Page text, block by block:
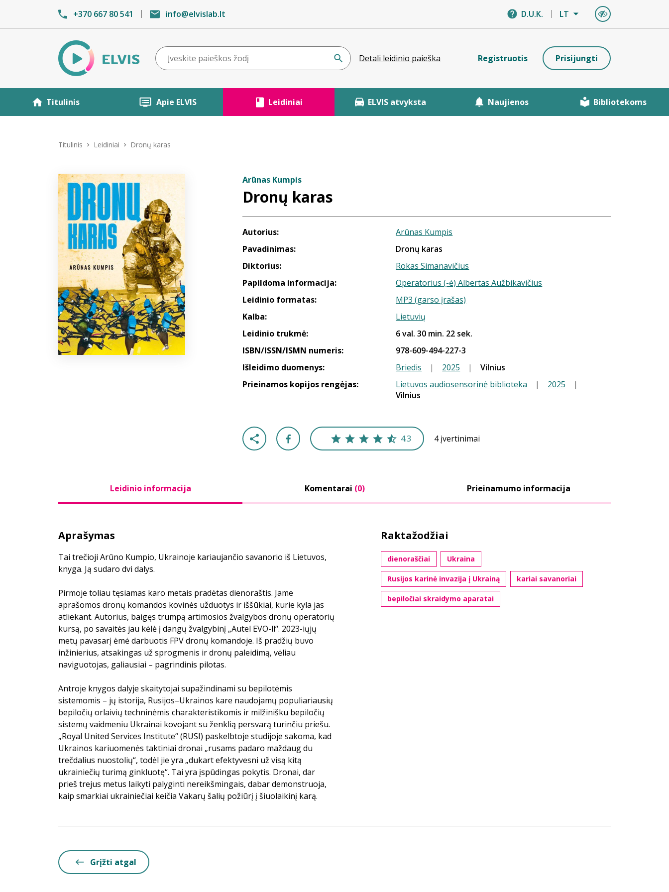
+370 667 80 541 info@elvislab.lt D.U.K. LT
Detali leidinio paieška Registruotis Prisijungti
Titulinis Apie ELVIS Leidiniai ELVIS atvyksta Naujienos Bibliotekoms
Titulinis Leidiniai Dronų karas
Arūnas Kumpis
Dronų karas
Autorius:
Arūnas Kumpis
Pavadinimas:
Dronų karas
Diktorius:
Rokas Simanavičius
Papildoma informacija:
Operatorius (-ė) Albertas Aužbikavičius
Leidinio formatas:
MP3 (garso įrašas)
Kalba:
Lietuvių
Leidinio trukmė:
6 val. 30 min. 22 sek.
ISBN/ISSN/ISMN numeris:
978-609-494-227-3
Išleidimo duomenys:
Briedis | 2025 |
Vilnius
Prieinamos kopijos rengėjas:
Lietuvos audiosensorinė biblioteka | 2025
|
Vilnius
4.3 4 įvertinimai
Leidinio informacija Komentarai (0) Prieinamumo informacija
Aprašymas
Tai trečioji Arūno Kumpio, Ukrainoje kariaujančio savanorio iš Lietuvos,
knyga. Ją sudaro dvi dalys.
Pirmoje toliau tęsiamas karo metais pradėtas dienoraštis. Jame
aprašomos dronų komandos kovinės užduotys ir iššūkiai, kurie kyla jas
atliekant. Autorius, baigęs trumpą artimosios žvalgybos dronų operatorių
kursą, po savaitės jau kėlė į dangų žvalgybinį „Autel EVO-ll“. 2023-iųjų
metų pavasarį ėmė darbuotis FPV dronų komandoje. Iš pradžių buvo
inžinierius, atsakingas už sprogmenis ir dronų paleidimą, vėliau
naviguotojas, galiausiai – pagrindinis pilotas.
Antroje knygos dalyje skaitytojai supažindinami su bepilotėmis
sistemomis – jų istorija, Rusijos–Ukrainos kare naudojamų populiariausių
bepiločių orlaivių techninėmis charakteristikomis ir milžinišku bepiločių
sistemų vaidmeniu Ukrainai kovojant su ženklią persvarą turinčiu priešu.
„Royal United Services Institute“ (RUSI) paskelbtoje studijoje sakoma, kad
Ukrainos kariuomenės taktiniai dronai „rusams padaro maždaug du
trečdalius nuostolių“, todėl jie yra „dukart efektyvesni už visą kitą
ukrainiečių turimą ginkluotę“. Tai yra įspūdingas pokytis. Dronai, dar
prieš trejus metus laikyti palyginti nereikšmingais, dabar demonstruoja,
kaip smarkiai ukrainiečiai keičia Vakarų šalių požiūrį į šiuolaikinį karą.
Raktažodžiai
dienoraščiai Ukraina
Rusijos karinė invazija į Ukrainą kariai savanoriai
bepiločiai skraidymo aparatai
Grįžti atgal